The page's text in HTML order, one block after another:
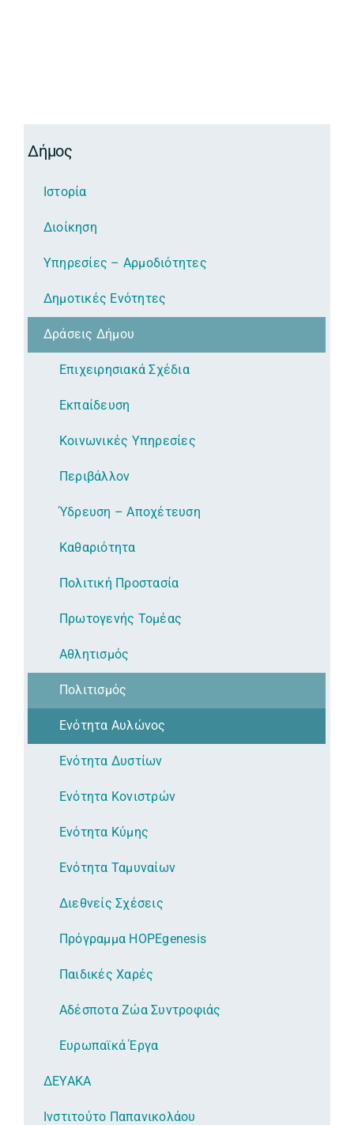
Δήμος
Ιστορία
Διοίκηση
Υπηρεσίες – Αρμοδιότητες
Δημοτικές Ενότητες
Δράσεις Δήμου
Επιχειρησιακά Σχέδια
Εκπαίδευση
Κοινωνικές Υπηρεσίες
Περιβάλλον
Ύδρευση – Αποχέτευση
Καθαριότητα
Πολιτική Προστασία
Πρωτογενής Τομέας
Αθλητισμός
Πολιτισμός
Ενότητα Αυλώνος
Ενότητα Δυστίων
Ενότητα Κονιστρών
Ενότητα Κύμης
Ενότητα Ταμυναίων
Διεθνείς Σχέσεις
Πρόγραμμα HOPEgenesis
Παιδικές Χαρές
Αδέσποτα Ζώα Συντροφιάς
Ευρωπαϊκά Έργα
ΔΕΥΑΚΑ
Ινστιτούτο Παπανικολάου